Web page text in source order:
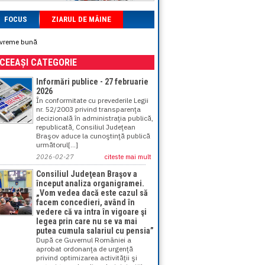
FOCUS ZIARUL DE MÂINE
bună
CATEGORIE
Informări publice - 27 februarie
2026
În conformitate cu prevederile Legii
nr. 52/2003 privind transparenţa
decizională în administraţia publică,
republicată, Consiliul Judeţean
Braşov aduce la cunoştinţă publică
următorul[...]
2026-02-27 citeste mai mult
Consiliul Judeţean Braşov a
început analiza organigramei.
„Vom vedea dacă este cazul să
facem concedieri, având în
vedere că va intra în vigoare şi
legea prin care nu se va mai
putea cumula salariul cu pensia”
După ce Guvernul României a
aprobat ordonanţa de urgenţă
privind optimizarea activităţii şi